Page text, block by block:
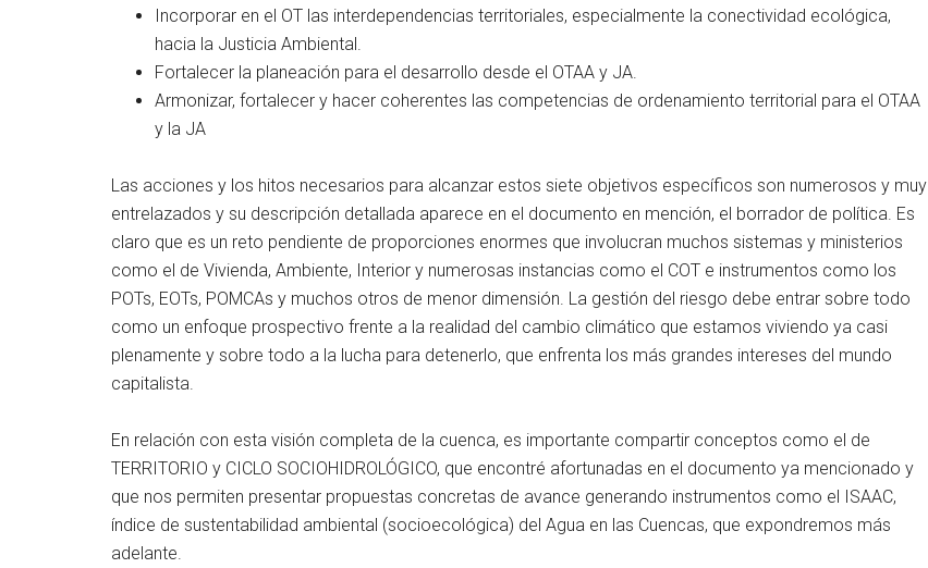
Incorporar en el OT las interdependencias territoriales, especialmente la conectividad ecológica,
hacia la Justicia Ambiental.
Fortalecer la planeación para el desarrollo desde el OTAA y JA.
Armonizar, fortalecer y hacer coherentes las competencias de ordenamiento territorial para el OTAA
y la JA
Las acciones y los hitos necesarios para alcanzar estos siete objetivos específicos son numerosos y muy
entrelazados y su descripción detallada aparece en el documento en mención, el borrador de política. Es
claro que es un reto pendiente de proporciones enormes que involucran muchos sistemas y ministerios
como el de Vivienda, Ambiente, Interior y numerosas instancias como el COT e instrumentos como los
POTs, EOTs, POMCAs y muchos otros de menor dimensión. La gestión del riesgo debe entrar sobre todo
como un enfoque prospectivo frente a la realidad del cambio climático que estamos viviendo ya casi
plenamente y sobre todo a la lucha para detenerlo, que enfrenta los más grandes intereses del mundo
capitalista.
En relación con esta visión completa de la cuenca, es importante compartir conceptos como el de
TERRITORIO y CICLO SOCIOHIDROLÓGICO, que encontré afortunadas en el documento ya mencionado y
que nos permiten presentar propuestas concretas de avance generando instrumentos como el ISAAC,
índice de sustentabilidad ambiental (socioecológica) del Agua en las Cuencas, que expondremos más
adelante.